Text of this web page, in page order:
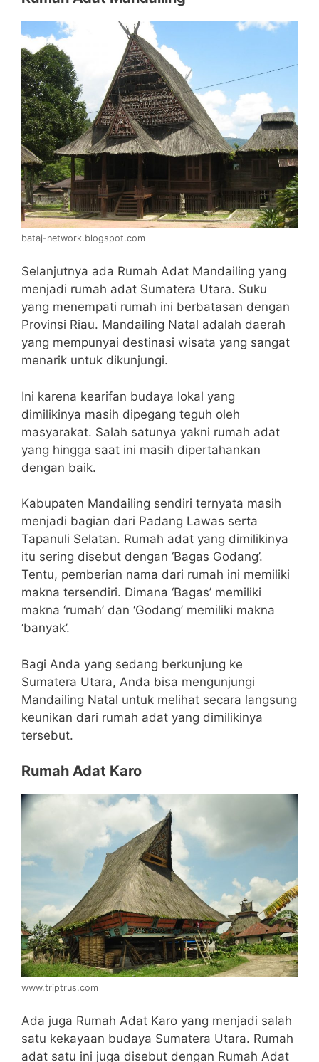
bataj-network.blogspot.com
Selanjutnya ada Rumah Adat Mandailing yang
menjadi rumah adat Sumatera Utara. Suku
yang menempati rumah ini berbatasan dengan
Provinsi Riau. Mandailing Natal adalah daerah
yang mempunyai destinasi wisata yang sangat
menarik untuk dikunjungi.
Ini karena kearifan budaya lokal yang
dimilikinya masih dipegang teguh oleh
masyarakat. Salah satunya yakni rumah adat
yang hingga saat ini masih dipertahankan
dengan baik.
Kabupaten Mandailing sendiri ternyata masih
menjadi bagian dari Padang Lawas serta
Tapanuli Selatan. Rumah adat yang dimilikinya
itu sering disebut dengan ‘Bagas Godang’.
Tentu, pemberian nama dari rumah ini memiliki
makna tersendiri. Dimana ‘Bagas’ memiliki
makna ‘rumah’ dan ‘Godang’ memiliki makna
‘banyak’.
Bagi Anda yang sedang berkunjung ke
Sumatera Utara, Anda bisa mengunjungi
Mandailing Natal untuk melihat secara langsung
keunikan dari rumah adat yang dimilikinya
tersebut.
Rumah Adat Karo
www.triptrus.com
Ada juga Rumah Adat Karo yang menjadi salah
satu kekayaan budaya Sumatera Utara. Rumah
adat satu ini juga disebut dengan Rumah Adat